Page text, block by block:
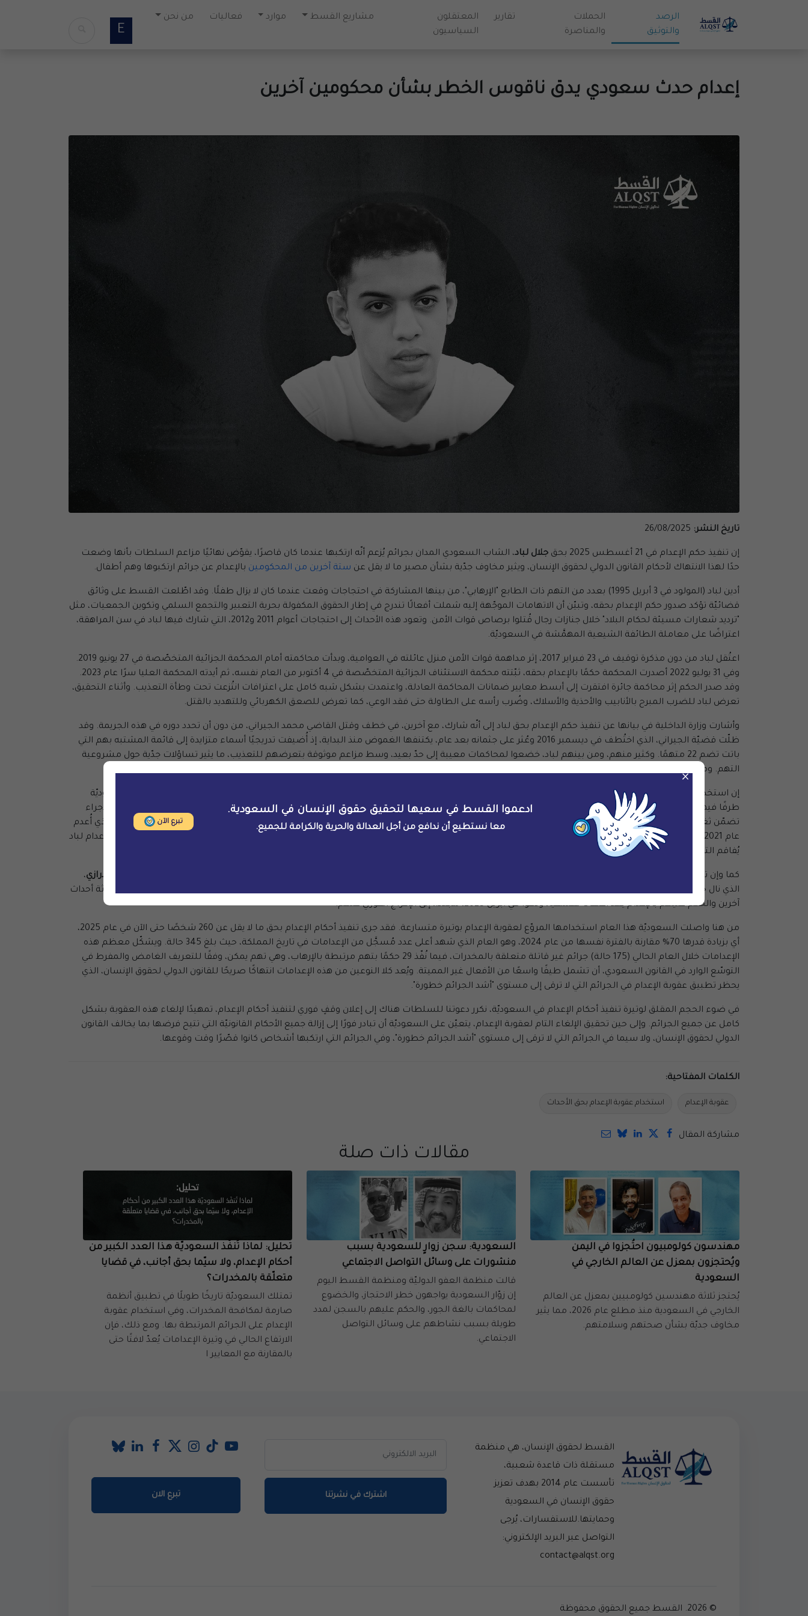
الرصد
والتوثيق
الحملات
والمناصرة
تقارير
المعتقلون
السياسيون
مشاريع القسط موارد فعاليات من نحن
E
إعدام حدث سعودي يدق ناقوس الخطر بشأن محكومين آخرين
تاريخ النشر:
إن تنفيذ حكم الإعدام في 21 أغسطس 2025 بحق جلال لباد، الشاب السعودي المدان بجرائم يُزعم أنّه ارتكبها عندما كان قاصرًا، يقوّض نهائيًا مزاعم السلطات بأنها وضعت
حدًا لهذا الانتهاك لأحكام القانون الدولي لحقوق الإنسان، ويثير مخاوف جدّية بشأن مصير ما لا يقل عن ستة آخرين من المحكومين بالإعدام عن جرائم ارتكبوها وهم أطفال.
أدين لباد (المولود في 3 أبريل 1995) بعدد من التهم ذات الطابع "الإرهابي"، من بينها المشاركة في احتجاجات وقعت عندما كان لا يزال طفلًا. وقد اطّلعت القسط على وثائق
قضائيّة تؤكد صدور حكم الإعدام بحقه، وتبيّن أن الاتهامات الموجّهة إليه شملت أفعالًا تندرج في إطار الحقوق المكفولة بحرية التعبير والتجمع السلمي وتكوين الجمعيات، مثل
"ترديد شعارات مسيئة لحكام البلاد" خلال جنازات رجال قُتلوا برصاص قوات الأمن. وتعود هذه الأحداث إلى احتجاجات أعوام 2011 و2012، التي شارك فيها لباد في سن المراهقة،
اعتراضًا على معاملة الطائفة الشيعية المهمَّشة في السعوديّة.
اعتُقل لباد من دون مذكرة توقيف في 23 فبراير 2017، إثر مداهمة قوات الأمن منزل عائلته في العوامية، وبدأت محاكمته أمام المحكمة الجزائية المتخصّصة في 27 يونيو 2019.
وفي 31 يوليو 2022 أصدرت المحكمة حكمًا بالإعدام بحقه، ثبّتته محكمة الاستئناف الجزائية المتخصّصة في 4 أكتوبر من العام نفسه، ثم أيدته المحكمة العليا سرًا عام 2023.
وقد صدر الحكم إثر محاكمة جائرة افتقرت إلى أبسط معايير ضمانات المحاكمة العادلة، واعتمدت بشكل شبه كامل على اعترافات انتُزعت تحت وطأة التعذيب. وأثناء التحقيق،
تعرض لباد للضرب المبرح بالأنابيب والأحذية والأسلاك، وضُرب رأسه على الطاولة حتى فقد الوعي، كما تعرض للصعق الكهربائي وللتهديد بالقتل.
وأشارت وزارة الداخلية في بيانها عن تنفيذ حكم الإعدام بحق لباد إلى أنّه شارك، مع آخرين، في خطف وقتل القاضي محمد الجيراني، من دون أن تحدد دوره في هذه الجريمة. وقد
ظلّت قضيّة الجيراني، الذي اختُطف في ديسمبر 2016 وعُثر على جثمانه بعد عام، يكتنفها الغموض منذ البداية، إذ أُضيفت تدريجيًا أسماء متزايدة إلى قائمة المشتبه بهم التي
باتت تضم 22 متهمًا. وكثير منهم، ومن بينهم لباد، خضعوا لمحاكمات معيبة إلى حدّ بعيد، وسط مزاعم موثوقة بتعرضهم للتعذيب، ما يثير تساؤلات جدّية حول مشروعية
التهم. ومرة أخرى، يبدو أن السلطات تستخدم اتهامات أمنية واهية لإسكات الأصوات المعارضة السلمية، من دون الالتزام بضمانات المحاكمة العادلة.
إن استخدام عقوبة الإعدام بحق أشخاص كانوا دون سن الثامنة عشرة عند ارتكاب الجريمة التي أُدينوا بها يُشكّل انتهاكًا مباشرًا لاتفاقية حقوق الطفل، التي تُعدّ السعوديّة
طرفًا فيها. وفي ظل الانتقادات الدولية، أعلنت السلطات السعوديّة عام 2020 عن إصدار مرسوم ينهي سلطة القضاة في الحكم بالإعدام على القاصرين. غير أنّ هذا الإجراء
تضمّن ثغرات سمحت باستمرار تنفيذ الإعدام بحق الأطفال، مثل استثناء القضايا المنظورة بموجب قانون مكافحة الإرهاب، كما حدث في قضيّة
مصطفى الدرويش
الذي أُعدم
عام 2021، وحاليًا في قضيّة لباد. وقد أكدت
في المملكة لاحقًا أنّه "لن يُعدم أي شخص في السعوديّة عن جريمة ارتكبها وهو قاصر". إلا أنّ إعدام لباد
يُفاقم التناقض مع هذه الادعاءات الرسميّة بإنهاء ممارسة إعدام الأحداث.
كما وإن تنفيذ حكم الإعدام بحق لباد يثير أيضًا مخاوف جدّية بشأن مصير متهمين آخرين من الأحداث المعرّضين لخطر الإعدام الوشيك، وعلى وجه الخصوص عبدالله الدرازي،
الذي نال حكمه بالإعدام التصديق النهائي من المحكمة العليا، ولم يتبقّ سوى توقيع الملك لتنفيذه. وقد خلص
مرارًا إلى أنّ احتجاز لباد والدرازي وثلاثة أحداث
آخرين والحكم عليهم بالإعدام يُعدّ اعتقالًا تعسفيًا، ودعوا في أبريل 2025، مجددًا، إلى الإفراج الفوري عنهم.
من هنا واصلت السعوديّة هذا العام استخدامها المروّع لعقوبة الإعدام بوتيرة متسارعة. فقد جرى تنفيذ أحكام الإعدام بحق ما لا يقل عن 260 شخصًا حتى الآن في عام 2025،
أي بزيادة قدرها 70% مقارنة بالفترة نفسها من عام 2024، وهو العام الذي شهد أعلى عدد مُسجَّل من الإعدامات في تاريخ المملكة، حيث بلغ 345 حالة. ويشكّل معظم هذه
الإعدامات خلال العام الحالي (175 حالة) جرائم غير قاتلة متعلقة بالمخدرات، فيما نُفّذ 29 حكمًا بتهم مرتبطة بالإرهاب، وهي تهم يمكن، وفقًا للتعريف الغامض والمفرط في
التوسّع الوارد في القانون السعودي، أن تشمل طيفًا واسعًا من الأفعال غير المميتة. ويُعد كلا النوعين من هذه الإعدامات انتهاكًا صريحًا للقانون الدولي لحقوق الإنسان، الذي
يحظر تطبيق عقوبة الإعدام في الجرائم التي لا ترقى إلى مستوى "أشد الجرائم خطورة".
في ضوء الحجم المقلق لوتيرة تنفيذ أحكام الإعدام في السعوديّة، نكرر دعوتنا للسلطات هناك إلى إعلان وقفٍ فوري لتنفيذ أحكام الإعدام، تمهيدًا لإلغاء هذه العقوبة بشكل
كامل عن جميع الجرائم. وإلى حين تحقيق الإلغاء التام لعقوبة الإعدام، يتعيّن على السعوديّة أن تبادر فورًا إلى إزالة جميع الأحكام القانونيّة التي تتيح فرضها بما يخالف القانون
الدولي لحقوق الإنسان، ولا سيما في الجرائم التي لا ترقى إلى مستوى "أشد الجرائم خطورة"، وفي الجرائم التي ارتكبها أشخاص كانوا قصّرًا وقت وقوعها.
الكلمات المفتاحية:
عقوبة الإعدام استخدام عقوبة الإعدام بحق الأحداث
مشاركة المقال
مقالات ذات صلة
مهندسون كولومبيون احتُجزوا في اليمن
ويُحتجزون بمعزل عن العالم الخارجي في
السعودية
يُحتجز ثلاثة مهندسين كولومبيين بمعزل عن العالم
الخارجي في السعودية منذ مطلع عام 2026، مما يثير
مخاوف جديّة بشأن صحتهم وسلامتهم.
السعودية: سجن زوارٍ للسعودية بسبب
منشورات على وسائل التواصل الاجتماعي
قالت منظمة العفو الدوليّة ومنظمة القسط اليوم
إن زوّار السعودية يواجهون خطر الاحتجاز، والخضوع
لمحاكمات بالغة الجور، والحكم عليهم بالسجن لمدد
طويلة بسبب نشاطهم على وسائل التواصل
الاجتماعي.
تحليل: لماذا تُنفّذ السعوديّة هذا العدد الكبير من
أحكام الإعدام، ولا سيّما بحق أجانب، في قضايا
متعلّقة بالمخدرات؟
تمتلك السعوديّة تاريخًا طويلًا في تطبيق أنظمة
صارمة لمكافحة المخدرات، وفي استخدام عقوبة
الإعدام على الجرائم المرتبطة بها. ومع ذلك، فإن
الارتفاع الحالي في وتيرة الإعدامات يُعدّ لافتًا حتى
بالمقارنة مع المعايير ا
القسط لحقوق الإنسان، هي منظمة
مستقلة ذات قاعدة شعبية،
تأسست عام 2014 بهدف تعزيز
حقوق الإنسان في السعودية
وحمايتها.للاستفسارات، يُرجى
التواصل عبر البريد الإلكتروني:
contact@alqst.org
اشترك في نشرتنا تبرع الان
© 2026. القسط جميع الحقوق محفوظة
×
ادعموا القسط في سعيها لتحقيق حقوق الإنسان في السعودية.
معا نستطيع أن ندافع من أجل العدالة والحرية والكرامة للجميع.
تبرع الآن